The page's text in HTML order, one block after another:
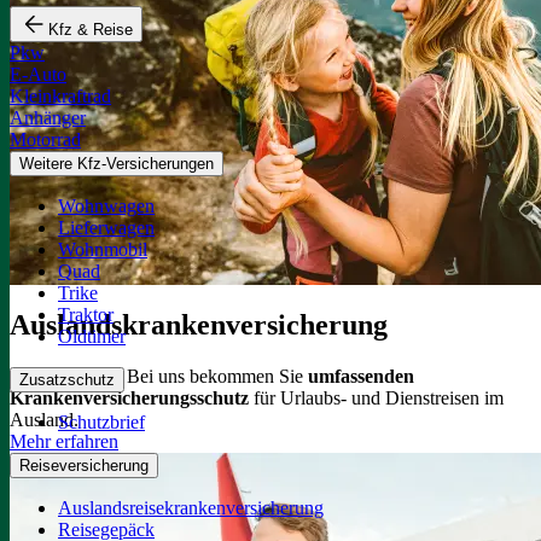
Kfz & Reise
Pkw
E-Auto
Kleinkraftrad
Anhänger
Motorrad
Weitere Kfz-Versicherungen
Wohnwagen
Lieferwagen
Wohnmobil
Quad
Trike
Traktor
Oldtimer
Zusatzschutz
Schutzbrief
Reiseversicherung
Auslandsreisekrankenversicherung
Reisegepäck
Auslandskrankenversicherung
Sorglos reisen: Bei uns bekommen Sie umfassenden
Krankenversicherungsschutz für Urlaubs- und Dienstreisen im
Ausland.
Mehr erfahren